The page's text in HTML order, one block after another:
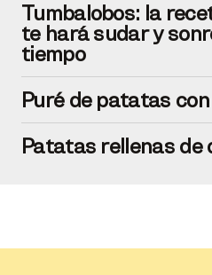
Tumbalobos: la
te hará sudar y
tiempo
Puré de patatas
Patatas rellenas de